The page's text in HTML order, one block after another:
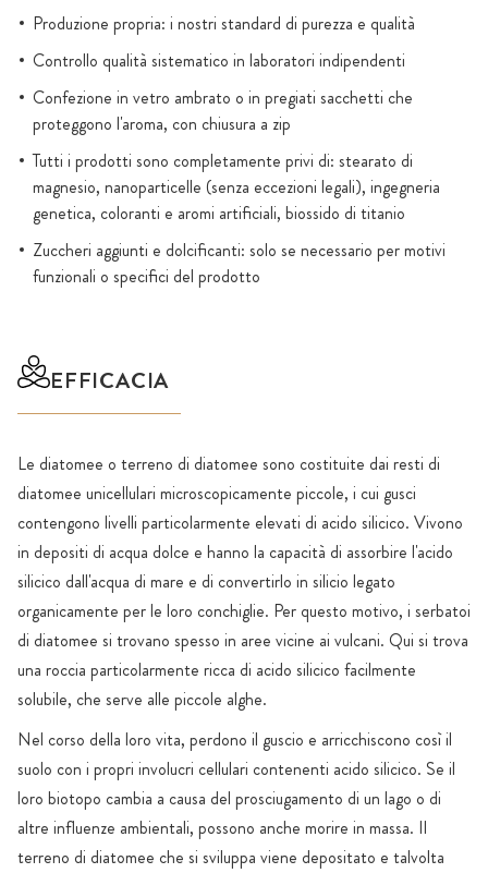
Produzione propria: i nostri standard di purezza e qualità
Controllo qualità sistematico in laboratori indipendenti
Confezione in vetro ambrato o in pregiati sacchetti che
proteggono l'aroma, con chiusura a zip
Tutti i prodotti sono completamente privi di: stearato di
magnesio, nanoparticelle (senza eccezioni legali), ingegneria
genetica, coloranti e aromi artificiali, biossido di titanio
Zuccheri aggiunti e dolcificanti: solo se necessario per motivi
funzionali o specifici del prodotto
EFFICACIA
Le diatomee o terreno di diatomee sono costituite dai resti di
diatomee unicellulari microscopicamente piccole, i cui gusci
contengono livelli particolarmente elevati di acido silicico. Vivono
in depositi di acqua dolce e hanno la capacità di assorbire l'acido
silicico dall'acqua di mare e di convertirlo in silicio legato
organicamente per le loro conchiglie. Per questo motivo, i serbatoi
di diatomee si trovano spesso in aree vicine ai vulcani. Qui si trova
una roccia particolarmente ricca di acido silicico facilmente
solubile, che serve alle piccole alghe.
Nel corso della loro vita, perdono il guscio e arricchiscono così il
suolo con i propri involucri cellulari contenenti acido silicico. Se il
loro biotopo cambia a causa del prosciugamento di un lago o di
altre influenze ambientali, possono anche morire in massa. Il
terreno di diatomee che si sviluppa viene depositato e talvolta